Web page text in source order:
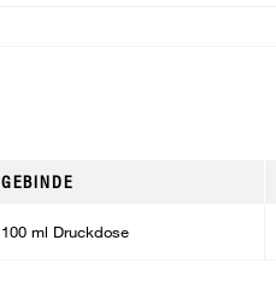
GEBINDE
100 ml Druckdose